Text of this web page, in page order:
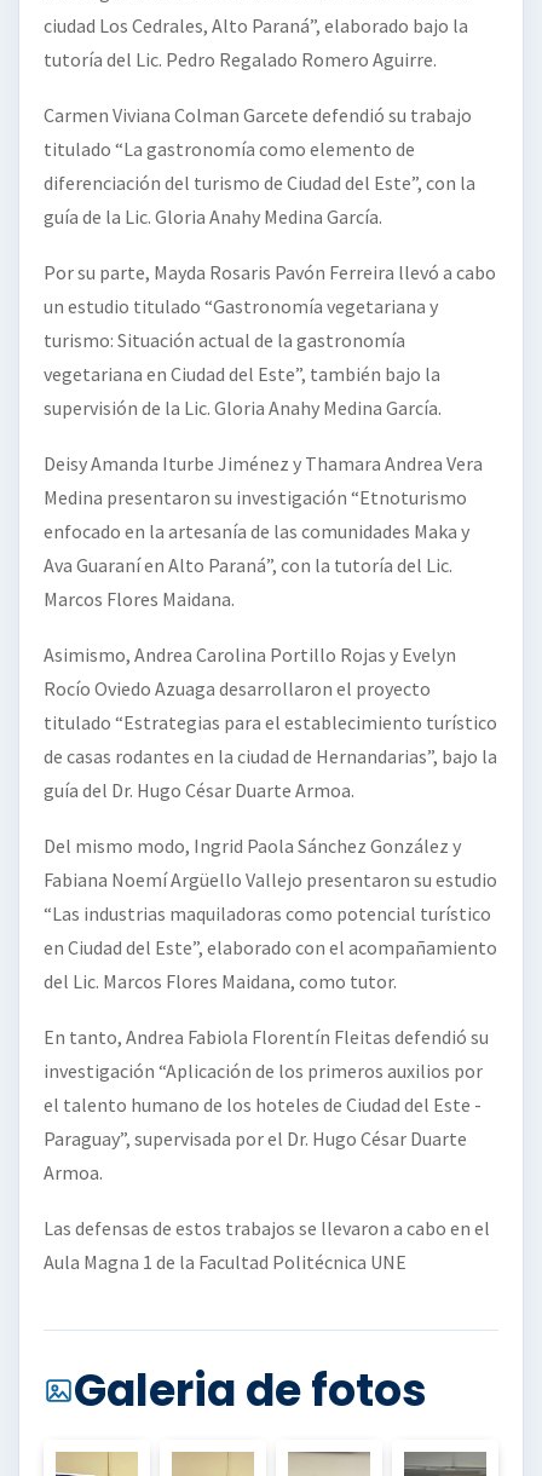
ciudad Los Cedrales, Alto Paraná”, elaborado bajo la
tutoría del Lic. Pedro Regalado Romero Aguirre.
Carmen Viviana Colman Garcete defendió su trabajo
titulado “La gastronomía como elemento de
diferenciación del turismo de Ciudad del Este”, con la
guía de la Lic. Gloria Anahy Medina García.
Por su parte, Mayda Rosaris Pavón Ferreira llevó a cabo
un estudio titulado “Gastronomía vegetariana y
turismo: Situación actual de la gastronomía
vegetariana en Ciudad del Este”, también bajo la
supervisión de la Lic. Gloria Anahy Medina García.
Deisy Amanda Iturbe Jiménez y Thamara Andrea Vera
Medina presentaron su investigación “Etnoturismo
enfocado en la artesanía de las comunidades Maka y
Ava Guaraní en Alto Paraná”, con la tutoría del Lic.
Marcos Flores Maidana.
Asimismo, Andrea Carolina Portillo Rojas y Evelyn
Rocío Oviedo Azuaga desarrollaron el proyecto
titulado “Estrategias para el establecimiento turístico
de casas rodantes en la ciudad de Hernandarias”, bajo la
guía del Dr. Hugo César Duarte Armoa.
Del mismo modo, Ingrid Paola Sánchez González y
Fabiana Noemí Argüello Vallejo presentaron su estudio
“Las industrias maquiladoras como potencial turístico
en Ciudad del Este”, elaborado con el acompañamiento
del Lic. Marcos Flores Maidana, como tutor.
En tanto, Andrea Fabiola Florentín Fleitas defendió su
investigación “Aplicación de los primeros auxilios por
el talento humano de los hoteles de Ciudad del Este -
Paraguay”, supervisada por el Dr. Hugo César Duarte
Armoa.
Las defensas de estos trabajos se llevaron a cabo en el
Aula Magna 1 de la Facultad Politécnica UNE
Galeria de fotos